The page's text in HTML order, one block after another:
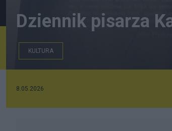
Dziennik pisarza
KULTURA
8.05.2026